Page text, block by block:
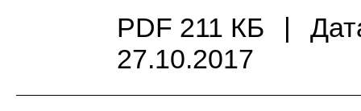
PDF 211 КБ
|
27.10.2017